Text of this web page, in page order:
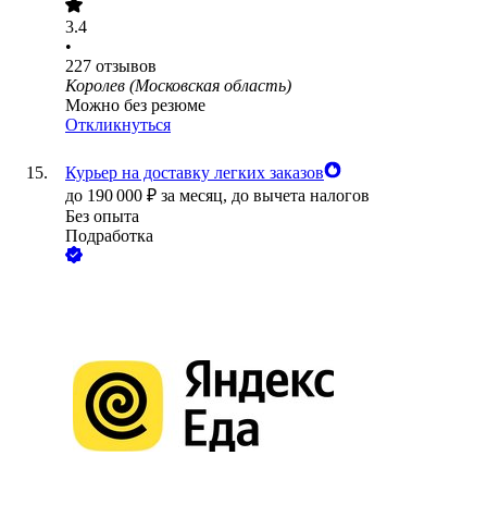
3.4
•
227 отзывов
Королев (Московская область)
Можно без резюме
Откликнуться
Курьер на доставку легких заказов
до 190 000 ₽ за месяц, до вычета налогов
Без опыта
Подработка